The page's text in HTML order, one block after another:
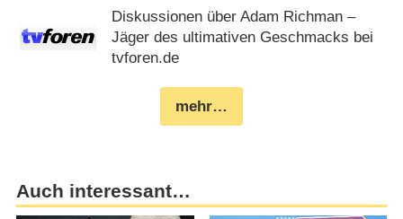
Diskussionen über Adam Richman –
Jäger des ultimativen Geschmacks bei
tvforen.de
mehr…
Auch interessant…